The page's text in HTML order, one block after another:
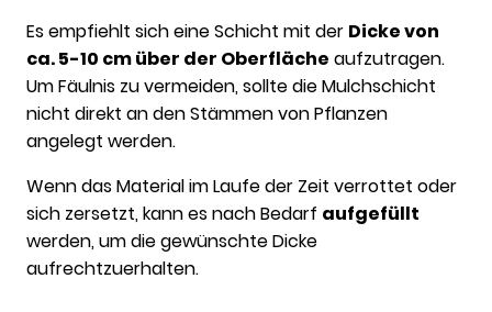
Es empfiehlt sich eine Schicht mit der Dicke von
ca. 5-10 cm über der Oberfläche aufzutragen.
Um Fäulnis zu vermeiden, sollte die Mulchschicht
nicht direkt an den Stämmen von Pflanzen
angelegt werden.
Wenn das Material im Laufe der Zeit verrottet oder
sich zersetzt, kann es nach Bedarf aufgefüllt
werden, um die gewünschte Dicke
aufrechtzuerhalten.